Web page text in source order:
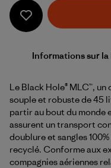
Informations sur
Le Black Hole® MLC™,
souple et robuste de 45
partir au bout du monde
assurent un transport
doublure et sangles
recyclé. Conforme aux
compagnies aériennes